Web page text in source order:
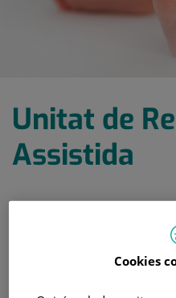
Unitat de
Assistida
perquè
Cookies